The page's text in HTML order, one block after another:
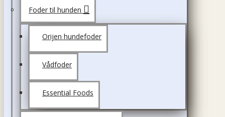
Foder til hunden
Orijen hundefoder
Vådfoder
Essential Foods